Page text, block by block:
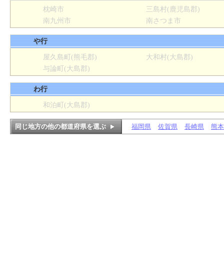
枕崎市
三島村(鹿児島郡)
南九州市
南さつま市
や行
屋久島町(熊毛郡)
大和村(大島郡)
与論町(大島郡)
わ行
和泊町(大島郡)
同じ地方の他の都道府県を選ぶ 福岡県 佐賀県 長崎県 熊